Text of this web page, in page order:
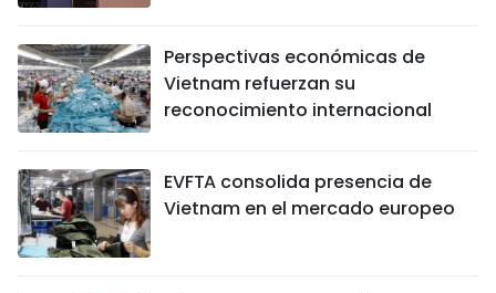
Perspectivas económicas de
Vietnam refuerzan su
reconocimiento internacional
EVFTA consolida presencia de
Vietnam en el mercado europeo